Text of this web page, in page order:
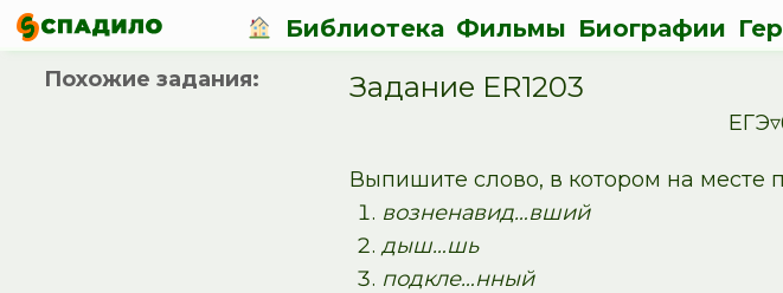
Библиотека Фильмы Биографии
Задание ER1203
Выпишите слово, в котором на месте
возненавид…вший
дыш…шь
подкле…нный
Похожие задания: